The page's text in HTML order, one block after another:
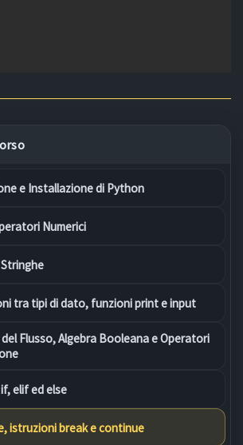
e Installazione di Python
Numerici
tra tipi di dato, funzioni print e input
Flusso, Algebra Booleana e Operatori
elif ed else
istruzioni break e continue